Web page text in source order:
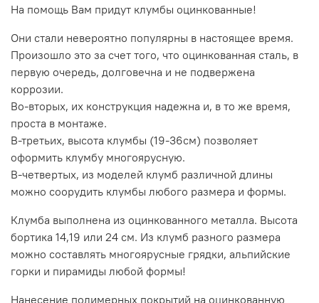
На помощь Вам придут клумбы оцинкованные!
Они стали невероятно популярны в настоящее время.
Произошло это за счет того, что оцинкованная сталь, в
первую очередь, долговечна и не подвержена
коррозии.
Во-вторых, их конструкция надежна и, в то же время,
проста в монтаже.
В-третьих, высота клумбы (19-36см) позволяет
оформить клумбу многоярусную.
В-четвертых, из моделей клумб различной длины
можно соорудить клумбы любого размера и формы.
Клумба выполнена из оцинкованного металла. Высота
бортика 14,19 или 24 см. Из клумб разного размера
можно составлять многоярусные грядки, альпийские
горки и пирамиды любой формы!
Нанесение полимерных покрытий на оцинкованную